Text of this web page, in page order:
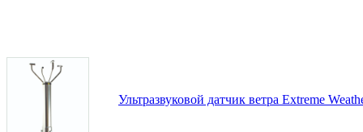
Ультразвуковой датчик ветра Extreme